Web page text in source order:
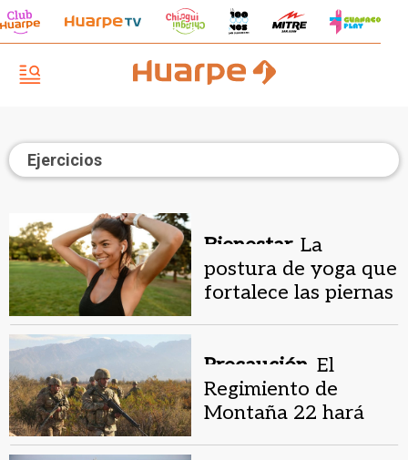
Ejercicios
Bienestar. La
postura de yoga que
fortalece las piernas
Precaución. El
Regimiento de
Montaña 22 hará